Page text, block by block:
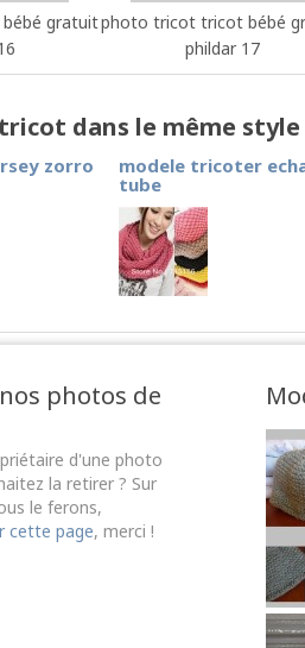
gratuitphoto tricot tricot bébé
phildar 17
dans le même style
zorro
modele tricoter
tube
photos de
d'une photo
la retirer ? Sur
le ferons,
cette page, merci !